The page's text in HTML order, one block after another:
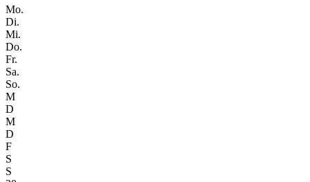
Mo.
Di.
Mi.
Do.
Fr.
Sa.
So.
M
D
M
D
F
S
S